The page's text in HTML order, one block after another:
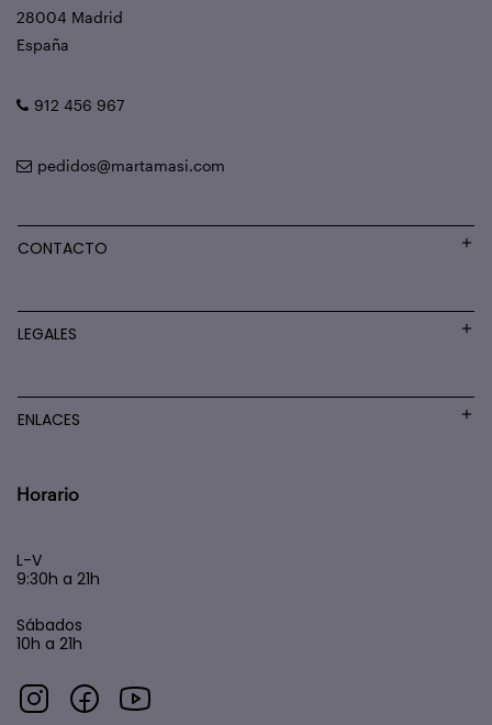
28004 Madrid
España
912 456 967
pedidos@martamasi.com
CONTACTO
LEGALES
ENLACES
Horario
L-V
9:30h a 21h
Sábados
10h a 21h